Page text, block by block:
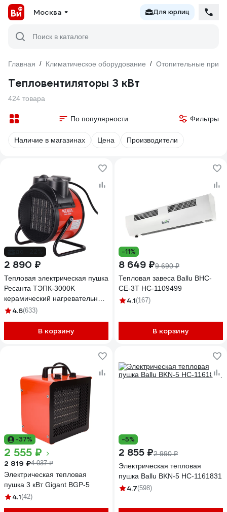
Москва Для юрлиц
Поиск в каталоге
Главная / Климатическое оборудование / Отопительные
Тепловентиляторы 3 кВт
424 товара
По популярности Фильтры
Наличие в магазинах Цена Производители
2 890 ₽
Тепловая электрическая пушка
Ресанта ТЭПК-3000K
керамический нагревательный
элемент, круглая 67/1/27
4.6(633)
В корзину
-11%
8 649 ₽9 690 ₽
Тепловая завеса Ballu BHC-
CE-3T НС-1109499
4.1(167)
В корзину
-37%
2 555 ₽
2 819 ₽4 037 ₽
Электрическая тепловая
пушка 3 кВт Gigant BGP-5
4.1(42)
-5%
2 855 ₽2 990 ₽
Электрическая тепловая
пушка Ballu BKN-5 НС-1161831
4.7(598)